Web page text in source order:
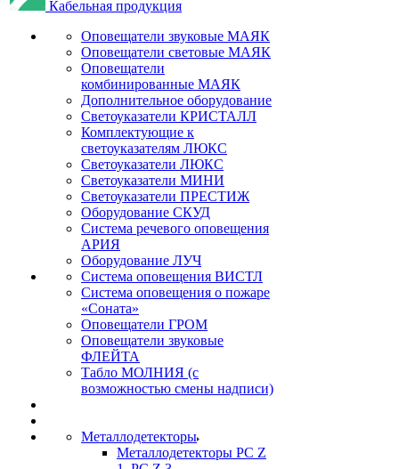
Кабельная продукция
Оповещатели звуковые МАЯК
Оповещатели световые МАЯК
Оповещатели
комбинированные МАЯК
Дополнительное оборудование
Светоуказатели КРИСТАЛЛ
Комплектующие к
светоуказателям ЛЮКС
Светоуказатели ЛЮКС
Светоуказатели МИНИ
Светоуказатели ПРЕСТИЖ
Оборудование СКУД
Система речевого оповещения
АРИЯ
Оборудование ЛУЧ
Система оповещения ВИСТЛ
Система оповещения о пожаре
«Соната»
Оповещатели ГРОМ
Оповещатели звуковые
ФЛЕЙТА
Табло МОЛНИЯ (с
возможностью смены надписи)
Металлодетекторы
Металлодетекторы РС Z